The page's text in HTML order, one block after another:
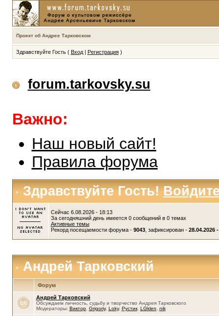
Проект об Андрее Тарковском
Здравствуйте Гость ( Вход| Регистрация)
forum.tarkovsky.su
Важно:
Наш новый сайт!
Правила форума
Здравствуйте Гость!
Сейчас 6.08.2026 - 18:13
За сегодняшний день имеется 0 сообщений в 0 темах
Активные темы
Рекорд посещаемости форума - 9043, зафиксирован - 28.04.2026
Андрей Тарковский
Форум
Андрей Тарковский
Обсуждаем личность, судьбу и творчество Андрея Тарковского
Модераторы: Виктор, Grigoriy, Loky, Рустик, LGklen nik